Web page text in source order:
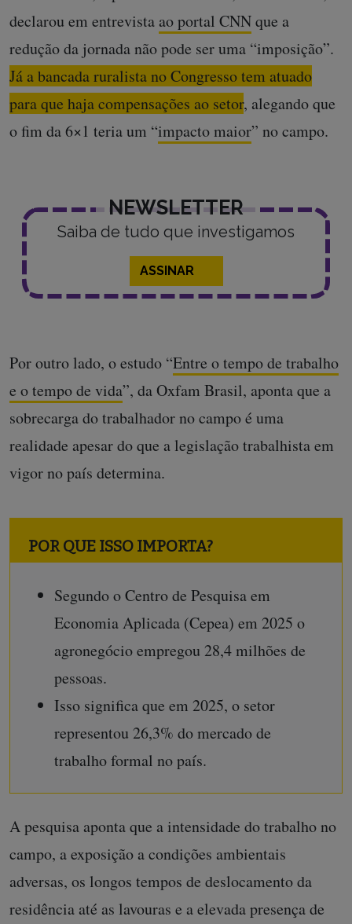
declarou em entrevista ao portal CNNque a
redução da jornada não pode ser uma “imposição”.
Já a bancada ruralista no Congresso tem atuado
para que haja compensações ao setor, alegando que
o fim da 6×1 teria um “impacto maior” no campo.
NEWSLETTER
Saiba de tudo que investigamos
ASSINAR
Por outro lado, o estudo “Entre o tempo de trabalho
e o tempo de vida”, da Oxfam Brasil, aponta que a
sobrecarga do trabalhador no campo é uma
realidade apesar do que a legislação trabalhista em
vigor no país determina.
POR QUE ISSO IMPORTA?
Segundo o Centro de Pesquisa em
Economia Aplicada (Cepea) em 2025 o
agronegócio empregou 28,4 milhões de
pessoas.
Isso significa que em 2025, o setor
representou 26,3% do mercado de
trabalho formal no país.
A pesquisa aponta que a intensidade do trabalho no
campo, a exposição a condições ambientais
adversas, os longos tempos de deslocamento da
residência até as lavouras e a elevada presença de